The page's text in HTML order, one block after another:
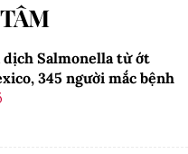
Salmonella từ ớt
345 người mắc bệnh